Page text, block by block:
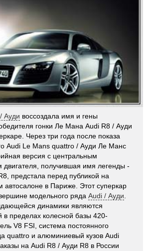
Ауди воссоздала имя и гены
гонки Ле Мана Audi R8 / Ауди
Через три года после показа
Audi Le Mans quattro / Ауди Ле Манс
версия с центральным
двигателя, получившая имя легенды -
предстала перед публикой на
автосалоне в Париже. Этот суперкар
модельного рядаAudi / Ауди.
динамики являются
в пределах колесной базы 420-
V8 FSI, система постоянного
quattro и алюминиевый кузов Audi
на Audi R8 / Ауди R8 в России